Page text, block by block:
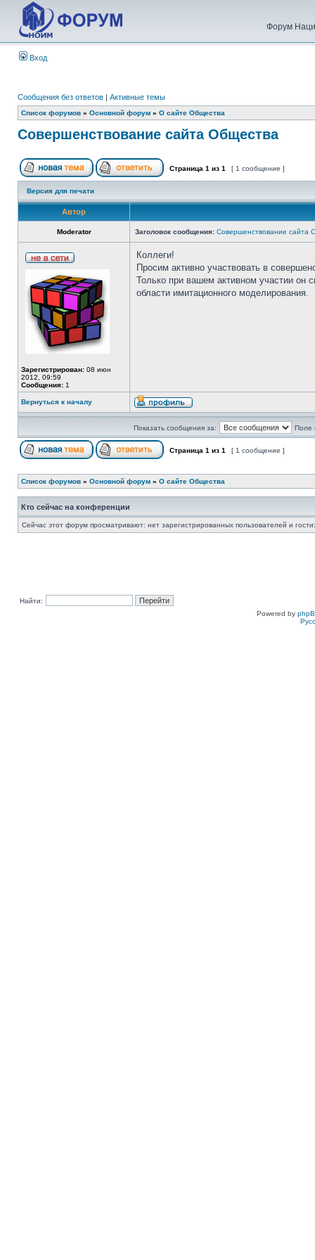
Форум
Вход
Сообщения без ответов | Активные темы
Список форумов » Основной форум » О сайте Общества
Совершенствование сайта Общества
Страница 1 из 1 [ 1 сообщение ]
Версия для печати
Автор
Moderator Заголовок сообщения: Совершенствование сайта
Зарегистрирован: 08 июн
2012, 09:59
Сообщения: 1
Коллеги!
Просим активно участвовать в
Только при вашем активном участии он
области имитационного моделирования.
Вернуться к началу
Показать сообщения за: Поле
Страница 1 из 1 [ 1 сообщение ]
Список форумов » Основной форум » О сайте Общества
Кто сейчас на конференции
Сейчас этот форум просматривают: нет зарегистрированных пользователей и
Найти:
Powered by